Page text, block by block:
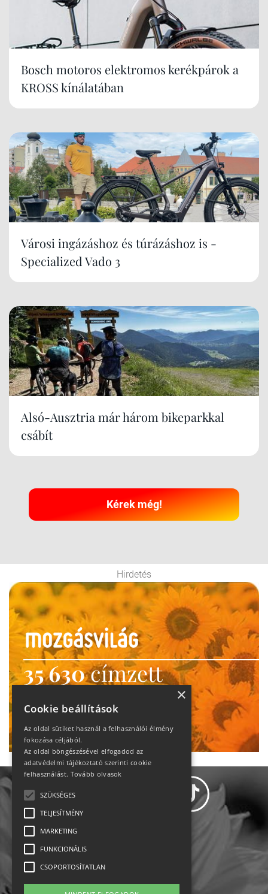
Bosch motoros elektromos kerékpárok a
KROSS kínálatában
Városi ingázáshoz és túrázáshoz is -
Specialized Vado 3
Alsó-Ausztria már három bikeparkkal
csábít
Kérek még!
Hirdetés
35 630címzett
heti motiváció
Ne maradj le!
Állásajánlatok
×
Cookie beállítások
Az oldal sütiket használ a felhasználói élmény
fokozása céljából.
Az oldal böngészésével elfogadod az
adatvédelmi tájékoztató szerinti cookie
felhasználást. Tovább olvasok
SZÜKSÉGES
TELJESÍTMÉNY
MARKETING
FUNKCIONÁLIS
CSOPORTOSÍTATLAN